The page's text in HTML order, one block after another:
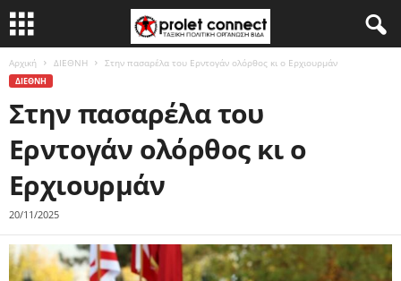
Αρχική ΔΙΕΘΝΗ Στην πασαρέλα του Ερντογάν ολόρθος κι ο Ερχιουρμάν
ΔΙΕΘΝΗ
Στην πασαρέλα του
Ερντογάν ολόρθος κι ο
Ερχιουρμάν
20/11/2025